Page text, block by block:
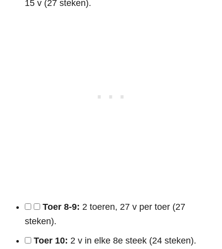
15 v (27 steken).
Toer 8-9: 2 toeren, 27 v per toer (27
steken).
Toer 10: 2 v in elke 8e steek (24 steken).